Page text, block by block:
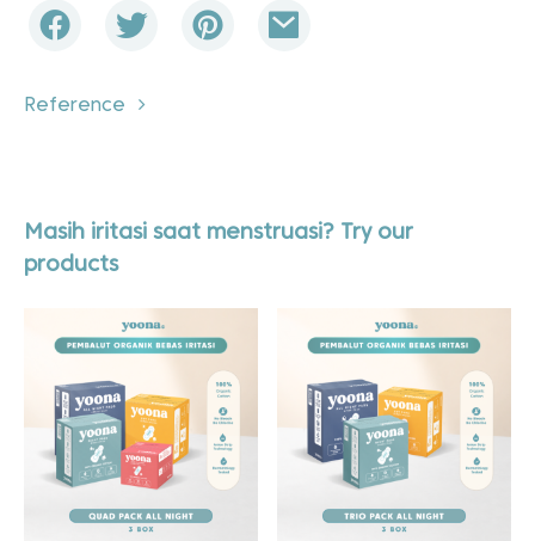
Reference
Masih iritasi saat menstruasi? Try our
products